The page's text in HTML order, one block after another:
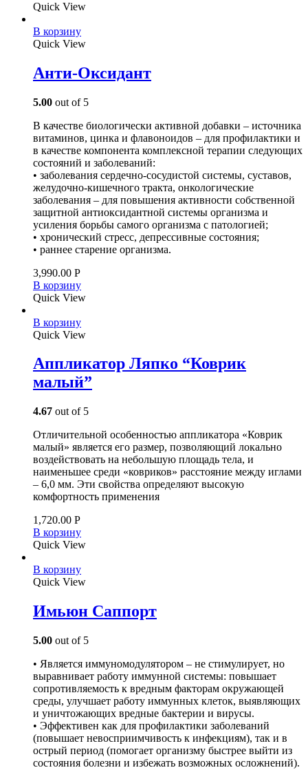
Quick View
В корзину
Quick View
Анти-Оксидант
5.00 out of 5
В качестве биологически активной добавки – источника
витаминов, цинка и флавоноидов – для профилактики и
в качестве компонента комплексной терапии следующих
состояний и заболеваний:
• заболевания сердечно-сосудистой системы, суставов,
желудочно-кишечного тракта, онкологические
заболевания – для повышения активности собственной
защитной антиоксидантной системы организма и
усиления борьбы самого организма с патологией;
• хронический стресс, депрессивные состояния;
• раннее старение организма.
3,990.00 Р
В корзину
Quick View
В корзину
Quick View
Аппликатор Ляпко “Коврик
малый”
4.67 out of 5
Отличительной особенностью аппликатора «Коврик
малый» является его размер, позволяющий локально
воздействовать на небольшую площадь тела, и
наименьшее среди «ковриков» расстояние между иглами
– 6,0 мм. Эти свойства определяют высокую
комфортность применения
1,720.00 Р
В корзину
Quick View
В корзину
Quick View
Имьюн Саппорт
5.00 out of 5
• Является иммуномодулятором – не стимулирует, но
выравнивает работу иммунной системы: повышает
сопротивляемость к вредным факторам окружающей
среды, улучшает работу иммунных клеток, выявляющих
и уничтожающих вредные бактерии и вирусы.
• Эффективен как для профилактики заболеваний
(повышает невосприимчивость к инфекциям), так и в
острый период (помогает организму быстрее выйти из
состояния болезни и избежать возможных осложнений).